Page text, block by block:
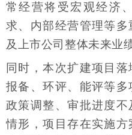
常经营将受宏观经济
求、内部经营管理等
及上市公司整体未来业
同时，本次扩建项目
报备、环评、能评等
政策调整、审批进度
情形，项目存在实施